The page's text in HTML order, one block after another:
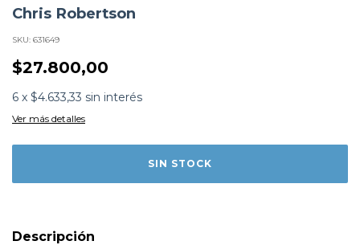
Chris Robertson
SKU: 631649
$27.800,00
6 x $4.633,33 sin interés
Ver más detalles
Descripción
Editorial:Dc Comics
Idioma:Inglés
Fecha Publicación:06/2017
el proceso se convierte en consumido con los